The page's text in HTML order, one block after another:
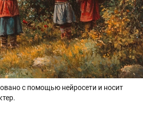
с помощью нейросети и носит